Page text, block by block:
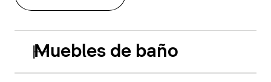
Muebles de baño